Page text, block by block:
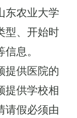
东农业大学
型、开始时
息。
提供医院的
提供学校相
请假必须由